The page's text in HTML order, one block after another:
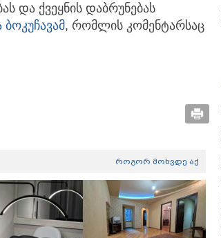
და ქვეყნის დაბრუნებას
ბოკუჩავამ, რომლის კომენტარსაც
როგორ მოხვდე აქ